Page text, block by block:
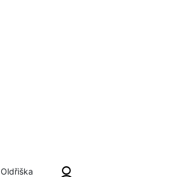
Oldřiška